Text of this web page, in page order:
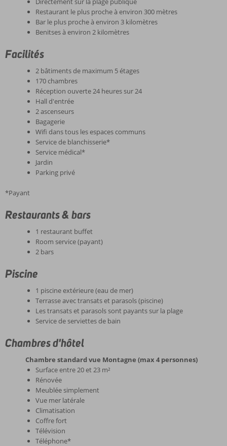
Restaurant le plus proche à environ 300 mètres
Bar le plus proche à environ 3 kilomètres
Benitses à environ 2 kilomètres
Facilités
2 bâtiments de maximum 5 étages
170 chambres
Réception ouverte 24 heures sur 24
Hall d'entrée
2 ascenseurs
Bagagerie
Wifi dans tous les espaces communs
Service de blanchisserie*
Service médical*
Jardin
Parking privé
*Payant
Restaurants & bars
1 restaurant buffet
Room service (payant)
2 bars
Piscine
1 piscine extérieure (eau de mer)
Terrasse avec transats et parasols (piscine)
Les transats et parasols sont payants sur la plage
Service de serviettes de bain
Chambres d'hôtel
Chambre standard vue Montagne (max 4 personnes)
Surface entre 20 et 23 m²
Rénovée
Meublée simplement
Vue mer latérale
Climatisation
Coffre fort
Télévision
Téléphone*